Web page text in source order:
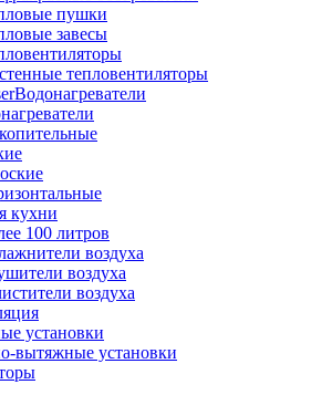
пушки
завесы
тепловентиляторы
Водонагреватели
кухни
100 литров
воздуха
воздуха
воздуха
установки
вытяжные установки